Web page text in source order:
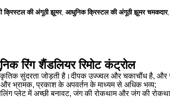
क्रिस्टल की अंगूठी झूमर, आधुनिक क्रिस्टल की अंगूठी झूमर चमकदार
रिंग शैंडलियर रिमोट कंट्रोल
सुंदरता जोड़ती है।दीपक उज्ज्वल और चकाचौंध है, और
भ्रामक, प्रकाश के अपवर्तन के माध्यम से अधिक भव्य;
प्लेट में अच्छी बनावट, जंग की रोकथाम और जंग की